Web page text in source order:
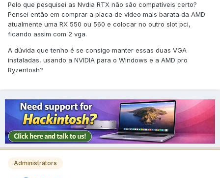
Pelo que pesquisei as Nvdia RTX não são compatíveis certo?
Pensei então em comprar a placa de vídeo mais barata da AMD
atualmente uma RX 550 ou 560 e colocar no outro slot pci,
ficando assim com 2 vga.
A dúvida que tenho é se consigo manter essas duas VGA
instaladas, usando a NVIDIA para o Windows e a AMD pro
Ryzentosh?
Administrators